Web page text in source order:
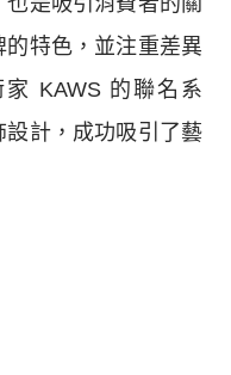
特色，並注重差異
KAWS 的聯名系
計，成功吸引了藝